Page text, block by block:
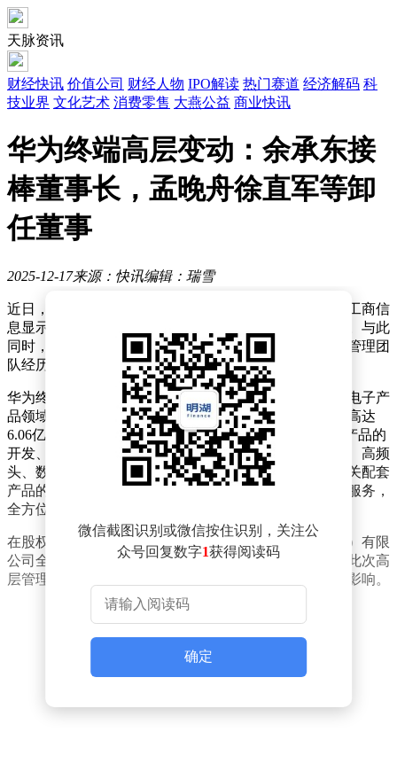
天脉资讯
财经快讯 价值公司 财经人物 IPO解读 热门赛道 经济解码 科
技业界 文化艺术 消费零售 大燕公益 商业快讯
华为终端高层变动：余承东接
棒董事长，孟晚舟徐直军等卸
任董事
2025-12-17来源：快讯编辑：瑞雪
近日，华为终端有限公司迎来重要人事变动。据天眼查工商信
息显示，该公司原董事长郭平已卸任，接任者是余承东。与此
同时，孟晚舟、徐直军等原董事也纷纷卸任，公司高层管理团
队经历了一次较大规模的调整。
华为终端有限公司自2012年11月成立以来，便在通信及电子产
品领域深耕细作。公司法定代表人为魏承敏，注册资本高达
6.06亿人民币。其经营范围广泛，不仅涵盖通信及电子产品的
开发、生产与销售，还包括计算机、卫星电视接收天线、高频
头、数字卫星电视接收机等产品的制造与销售，以及相关配套
产品的提供。公司还致力于为客户提供技术咨询和售后服务，
全方位满足客户需求。
在股权结构方面，华为终端有限公司由华为终端（深圳）有限
公司全资持股，这显示了其在华为集团中的重要地位。此次高
层管理团队的调整，无疑将对公司的未来发展产生深远影响。
微信截图识别或微信按住识别，关注公
众号回复数字1获得阅读码
确定